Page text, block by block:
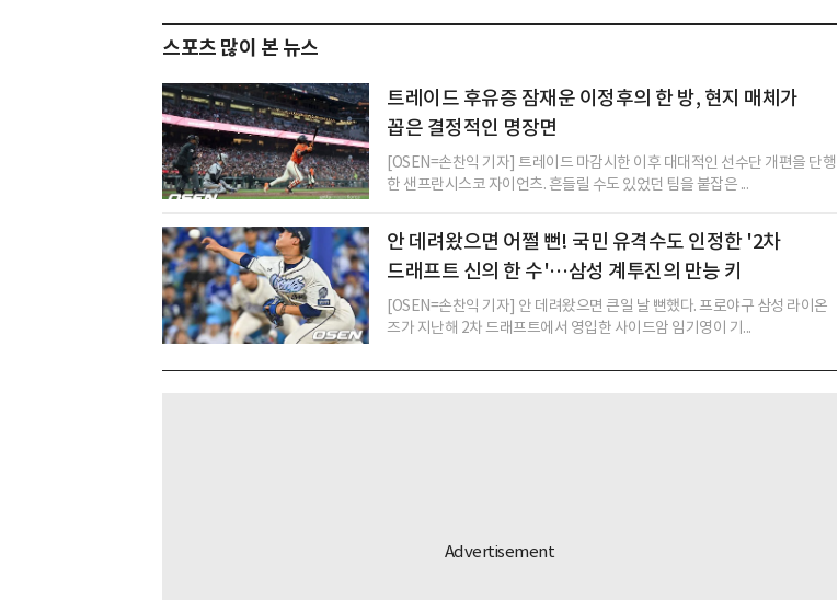
스포츠 많이 본 뉴스
트레이드 후유증 잠재운 이정후의 한 방, 현지 매체가
꼽은 결정적인 명장면
[OSEN=손찬익 기자] 트레이드 마감시한 이후 대대적인 선수단 개편을 단행
한 샌프란시스코 자이언츠. 흔들릴 수도 있었던 팀을 붙잡은 ...
안 데려왔으면 어쩔 뻔! 국민 유격수도 인정한 '2차
드래프트 신의 한 수'…삼성 계투진의 만능 키
[OSEN=손찬익 기자] 안 데려왔으면 큰일 날 뻔했다. 프로야구 삼성 라이온
즈가 지난해 2차 드래프트에서 영입한 사이드암 임기영이 기...